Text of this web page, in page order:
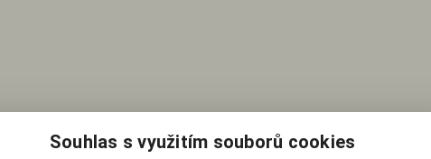
Souhlas s využitím souborů cookies